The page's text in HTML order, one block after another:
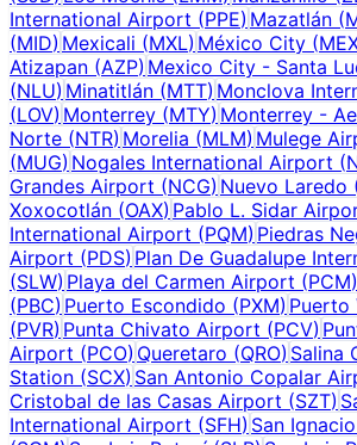
International Airport (PPE) Mazatlán (
(MID) Mexicali (MXL) México City (
Atizapan (AZP) Mexico City - Santa
(NLU) Minatitlán (MTT) Monclova
(LOV) Monterrey (MTY) Monterrey -
Norte (NTR) Morelia (MLM) Mulege
(MUG) Nogales International Airport (
Grandes Airport (NCG) Nuevo Laredo
Xoxocotlán (OAX) Pablo L. Sidar
International Airport (PQM) Piedras
Airport (PDS) Plan De Guadalupe
(SLW) Playa del Carmen Airport (PCM)
(PBC) Puerto Escondido (PXM) Puerto
(PVR) Punta Chivato Airport (PCV)
Airport (PCO) Queretaro (QRO) Salina
Station (SCX) San Antonio Copalar
Cristobal de las Casas Airport (SZT)
International Airport (SFH) San